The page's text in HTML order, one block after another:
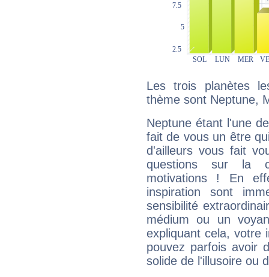
Les trois planètes
thème sont Neptune,
Neptune étant l'une
fait de vous un être
d'ailleurs vous fait
questions sur la
motivations ! En
inspiration sont
sensibilité
médium ou un
expliquant cela, votre
pouvez parfois avoir
solide de l'illusoire ou